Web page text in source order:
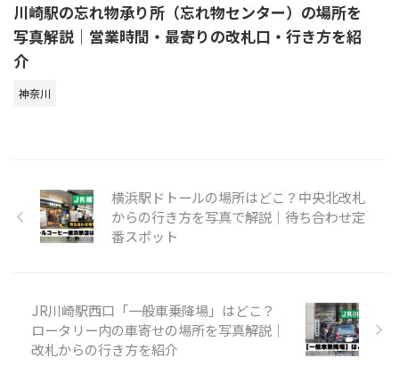
川崎駅の忘れ物承り所（忘れ物センター）の場所を
写真解説｜営業時間・最寄りの改札口・行き方を紹
介
神奈川
横浜駅ドトールの場所はどこ？中央北改札
からの行き方を写真で解説｜待ち合わせ定
番スポット
JR川崎駅西口「一般車乗降場」はどこ？
ロータリー内の車寄せの場所を写真解説｜
改札からの行き方を紹介